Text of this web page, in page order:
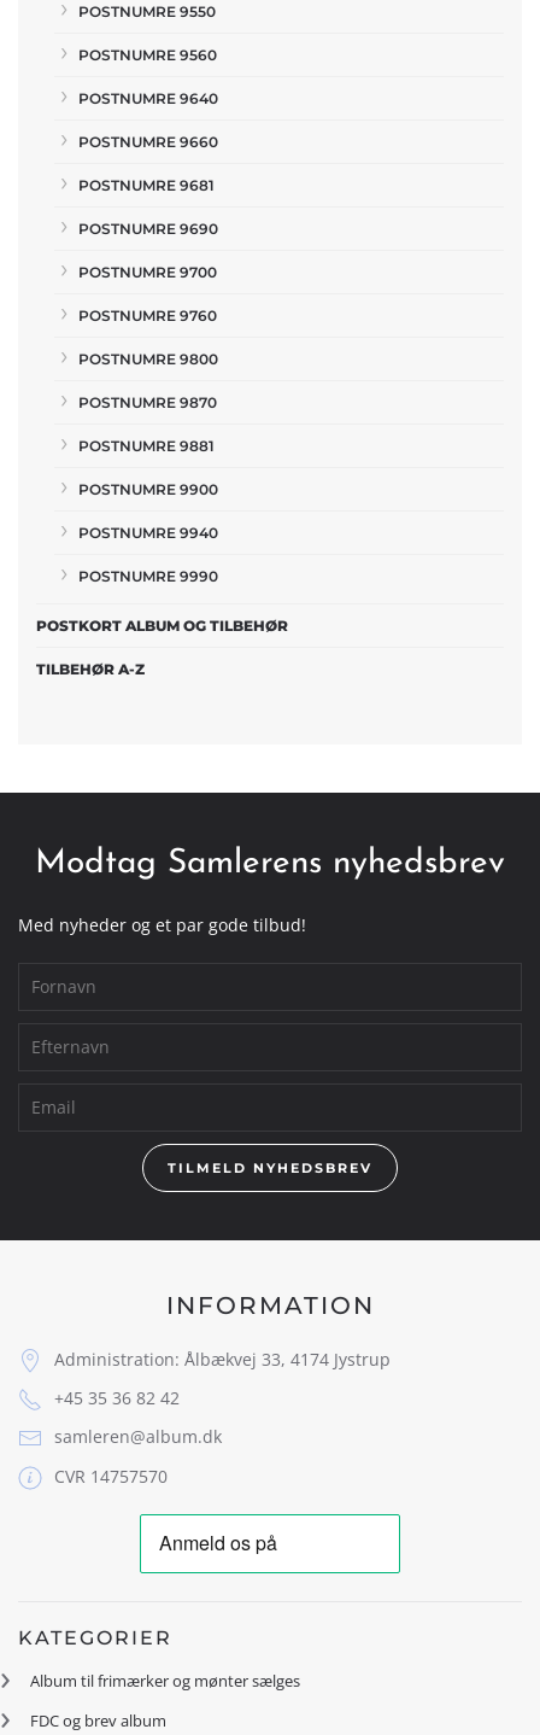
POSTNUMRE 9550
POSTNUMRE 9560
POSTNUMRE 9640
POSTNUMRE 9660
POSTNUMRE 9681
POSTNUMRE 9690
POSTNUMRE 9700
POSTNUMRE 9760
POSTNUMRE 9800
POSTNUMRE 9870
POSTNUMRE 9881
POSTNUMRE 9900
POSTNUMRE 9940
POSTNUMRE 9990
POSTKORT ALBUM OG TILBEHØR
TILBEHØR A-Z
Modtag Samlerens nyhedsbrev
Med nyheder og et par gode tilbud!
TILMELD NYHEDSBREV
INFORMATION
Administration: Ålbækvej 33, 4174 Jystrup
+45 35 36 82 42
samleren@album.dk
CVR 14757570
KATEGORIER
Album til frimærker og mønter sælges
FDC og brev album